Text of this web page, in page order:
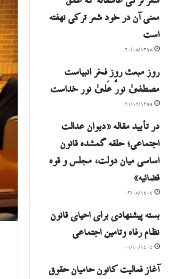
معنی آن در خود شعر ترکی نهفته
است
۲۰/۰۸/۱۳۹۸
روز مبعث روز فخر انبیاست
مصطفیٰ نورٌ عَلیٰ نور خداست
۲۱/۱۲/۱۳۹۹
در تأیید مقاله «دیوان عدالت
اجتماعی؛ حلقه گمشده قانون
اساسی میان دولت، مجلس و قوه
قضائیه»
۰۳/۰۸/۱۴۰۴
بسته پیشنهادی برای احیای قانون
نظام رفاه وتامین اجتماعی
۰۱/۱۰/۱۴۰۴
آغاز فعالیت کانون حامیان حقوق